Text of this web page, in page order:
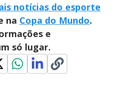
notícias do esporte
na Copa do Mundo.
e
só lugar.